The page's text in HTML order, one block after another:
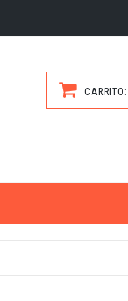
CARRITO